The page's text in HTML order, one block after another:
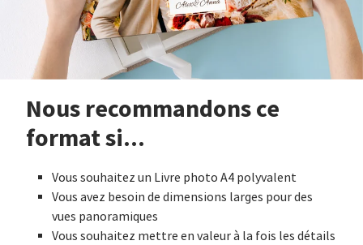
Nous recommandons ce
format si...
Vous souhaitez un Livre photo A4 polyvalent
Vous avez besoin de dimensions larges pour des
vues panoramiques
Vous souhaitez mettre en valeur à la fois les détails